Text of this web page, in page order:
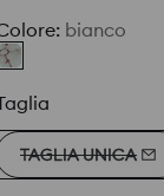
: bianco
TAGLIA UNICA